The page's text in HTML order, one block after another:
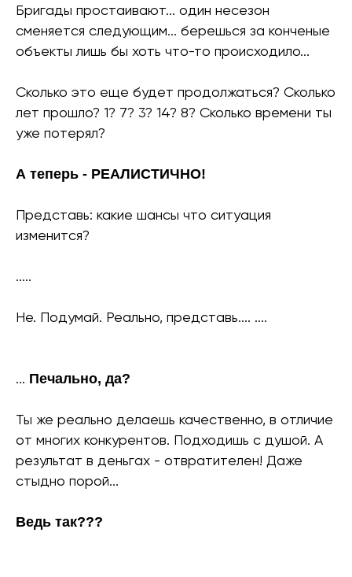
Бригады простаивают... один несезон
сменяется следующим... берешься за конченые
объекты лишь бы хоть что-то происходило...
Сколько это еще будет продолжаться? Сколько
лет прошло? 1? 7? 3? 14? 8? Сколько времени ты
уже потерял?
А теперь - РЕАЛИСТИЧНО!
Представь: какие шансы что ситуация
изменится?
.....
Не. Подумай. Реально, представь.... ....
... Печально, да?
Ты же реально делаешь качественно, в отличие
от многих конкурентов. Подходишь с душой. А
результат в деньгах - отвратителен! Даже
стыдно порой...
Ведь так???